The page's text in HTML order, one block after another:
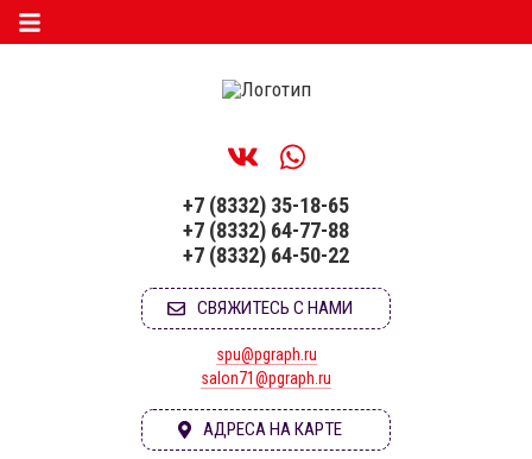
+7 (8332) 35-18-65
+7 (8332) 64-77-88
+7 (8332) 64-50-22
СВЯЖИТЕСЬ С НАМИ
spu@pgraph.ru
salon71@pgraph.ru
АДРЕСА НА КАРТЕ